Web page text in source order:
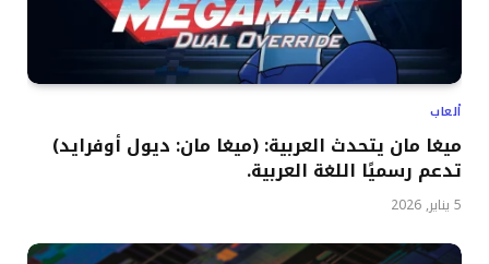
ألعاب
ميغا مان يتحدث العربية: (ميغا مان: ديول أوفرايد)
تدعم رسميًا اللغة العربية.
5 يناير, 2026